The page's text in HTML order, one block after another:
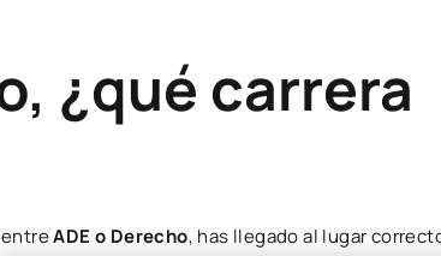
¿qué carrera
entreADE o Derecho, has llegado al lugar